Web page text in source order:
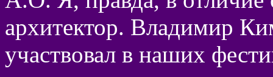
архитектор. Владимир
участвовал в наших